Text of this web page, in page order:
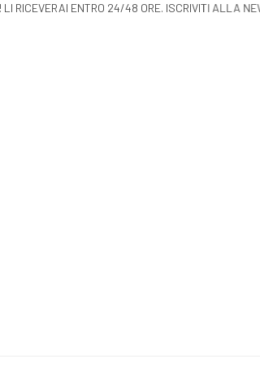
QUI! LI RICEVERAI ENTRO 24/48